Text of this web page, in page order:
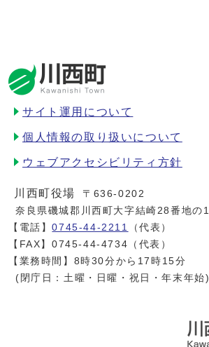
サイト運用について
個人情報の取り扱いについて
ウェブアクセシビリティ方針
川西町役場
〒636-0202
奈良県磯城郡川西町大字結崎28番地の1
【電話】0745-44-2211
（代表）
【FAX】0745-44-4734（代表）
【業務時間】8時30分から17時15分
(閉庁日：土曜・日曜・祝日・年末年始)